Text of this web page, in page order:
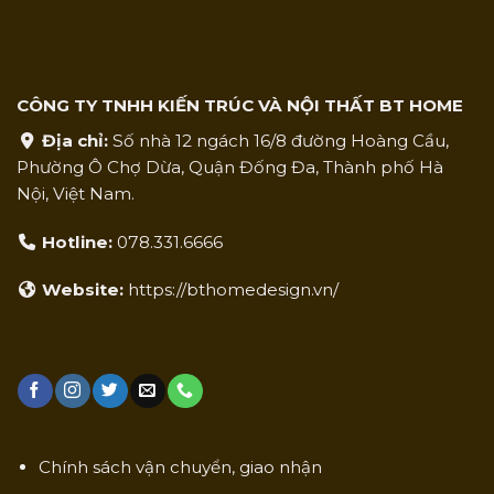
CÔNG TY TNHH KIẾN TRÚC VÀ NỘI THẤT BT HOME
Địa chỉ: Số nhà 12 ngách 16/8 đường Hoàng Cầu,
Phường Ô Chợ Dừa, Quận Đống Đa, Thành phố Hà
Nội, Việt Nam.
Hotline: 078.331.6666
Website: https://bthomedesign.vn/
Chính sách vận chuyển, giao nhận